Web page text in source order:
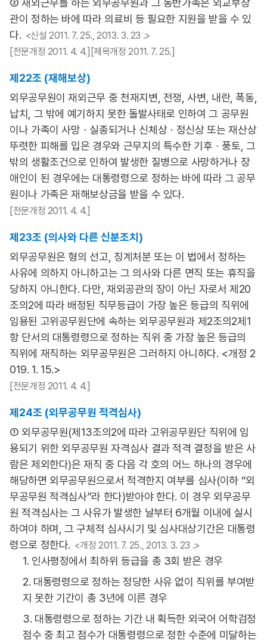
② 재외근무를 하는 외무공무원과 그 동반가족은 외교부장
관이 정하는 바에 따라 의료비 등 필요한 지원을 받을 수 있
다. <신설 2011. 7. 25., 2013. 3. 23 .>
[전문개정 2011. 4. 4.][제목개정 2011. 7. 25.]
제22조 (재해보상)
외무공무원이 재외근무 중 천재지변, 전쟁, 사변, 내란, 폭동,
납치, 그 밖에 예기하지 못한 돌발사태로 인하여 그 공무원
이나 가족이 사망ㆍ실종되거나 신체상ㆍ정신상 또는 재산상
뚜렷한 피해를 입은 경우와 근무지의 특수한 기후ㆍ풍토, 그
밖의 생활조건으로 인하여 발생한 질병으로 사망하거나 장
애인이 된 경우에는 대통령령으로 정하는 바에 따라 그 공무
원이나 가족은 재해보상금을 받을 수 있다.
[전문개정 2011. 4. 4.]
제23조 (의사와 다른 신분조치)
외무공무원은 형의 선고, 징계처분 또는 이 법에서 정하는
사유에 의하지 아니하고는 그 의사와 다른 면직 또는 휴직을
당하지 아니한다. 다만, 재외공관의 장이 아닌 자로서 제20
조의2에 따라 배정된 직무등급이 가장 높은 등급의 직위에
임용된 고위공무원단에 속하는 외무공무원과 제2조의2제1
항 단서의 대통령령으로 정하는 직위 중 가장 높은 등급의
직위에 재직하는 외무공무원은 그러하지 아니하다. <개정 2
019. 1. 15.>
[전문개정 2011. 4. 4.]
제24조 (외무공무원 적격심사)
① 외무공무원(제13조의2에 따라 고위공무원단 직위에 임
용되기 위한 외무공무원 자격심사 결과 적격 결정을 받은 사
람은 제외한다)은 재직 중 다음 각 호의 어느 하나의 경우에
해당하면 외무공무원으로서 적격한지 여부를 심사(이하 “외
무공무원 적격심사”라 한다)받아야 한다. 이 경우 외무공무
원 적격심사는 그 사유가 발생한 날부터 6개월 이내에 실시
하여야 하며, 그 구체적 심사시기 및 심사대상기간은 대통령
령으로 정한다. <개정 2011. 7. 25., 2013. 3. 23 .>
1. 인사평정에서 최하위 등급을 총 3회 받은 경우
2. 대통령령으로 정하는 정당한 사유 없이 직위를 부여받
지 못한 기간이 총 3년에 이른 경우
3. 대통령령으로 정하는 기간 내 획득한 외국어 어학검정
점수 중 최고 점수가 대통령령으로 정한 수준에 미달하는